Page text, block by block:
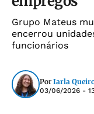
Grupo Mateus
encerrou
funcionários
Por Iarla
03/06/2026 -